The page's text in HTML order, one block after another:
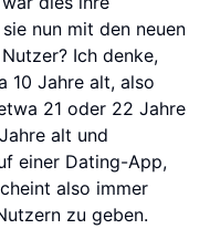
nun mit den neuen
Ich denke,
10 Jahre alt, also
21 oder 22 Jahre
alt und
einer Dating-App,
also immer
zu geben.